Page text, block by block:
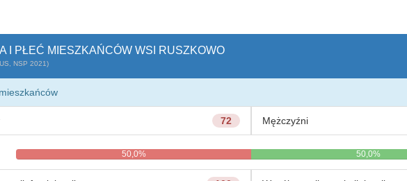
I PŁEĆ MIESZKAŃCÓW WSI RUSZKOWO
NSP 2021)
72 Mężczyźni
50,0% 50,0%